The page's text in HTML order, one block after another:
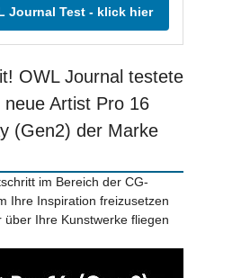
Journal Test - klick hier
OWL Journal testete
Artist Pro 16
(Gen2) der Marke
im Bereich der CG-
Ihre Inspiration freizusetzen
über Ihre Kunstwerke fliegen